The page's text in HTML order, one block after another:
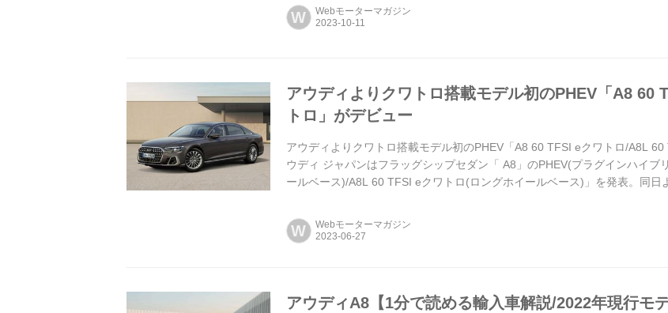
W Webモーターマガジン
アウディよりクワトロ搭載モデル初のPHEV「A8 60
トロ」がデビュー
アウディよりクワトロ搭載モデル初のPHEV「A8 60 TFSI eクワトロ/A8L
ウディ ジャパンはフラッグシップセダン「 A8」のPHEV(プラグインハイ
ールベース)/A8L 60 TFSI eクワトロ(ロングホイールベース)」を発表。同日
W Webモーターマガジン
アウディA8【1分で読める輸入車解説/2022年現行モデ